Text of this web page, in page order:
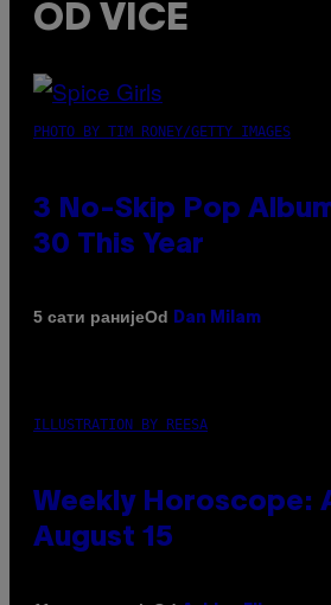
OD VICE
PHOTO BY TIM RONEY/GETTY IMAGES
3 No-Skip Pop
30 This Year
5 сати ранијеOd Dan Milam
ILLUSTRATION BY REESA
Weekly Horoscope:
August 15